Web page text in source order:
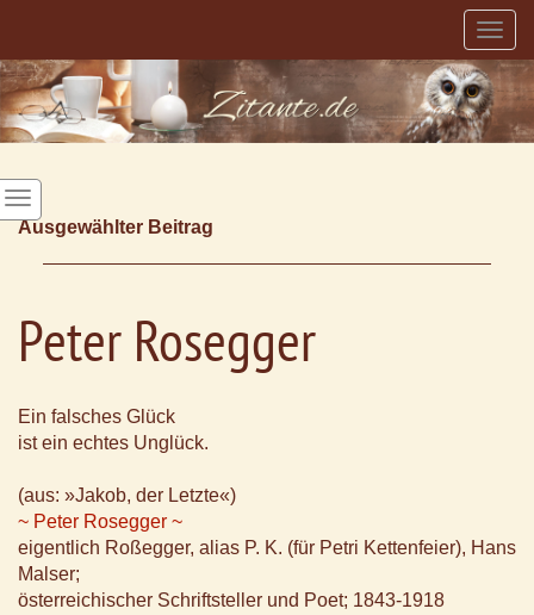
Ausgewählter Beitrag
Peter Rosegger
Ein falsches Glück
ist ein echtes Unglück.
(aus: »Jakob, der Letzte«)
~ Peter Rosegger ~
eigentlich Roßegger, alias P. K. (für Petri Kettenfeier), Hans
Malser;
österreichischer Schriftsteller und Poet; 1843-1918